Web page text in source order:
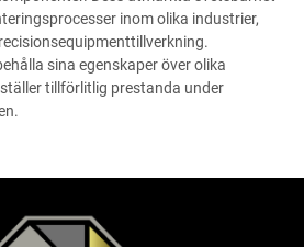
inom olika industrier,
sina egenskaper över olika
tillförlitlig prestanda under